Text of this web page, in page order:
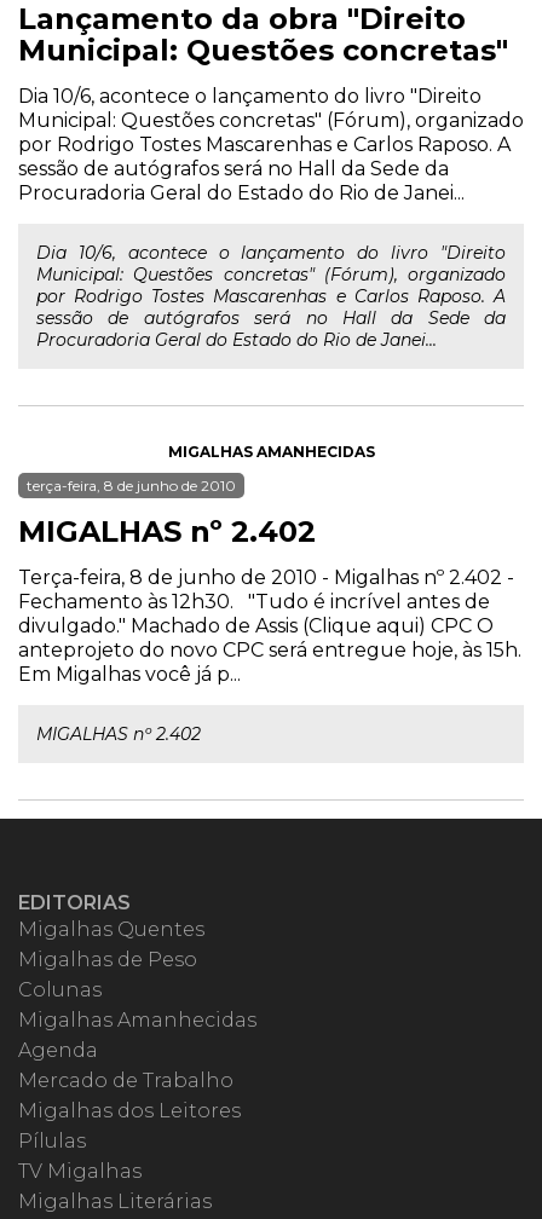
Lançamento da obra "Direito
Municipal: Questões concretas"
Dia 10/6, acontece o lançamento do livro "Direito
Municipal: Questões concretas" (Fórum), organizado
por Rodrigo Tostes Mascarenhas e Carlos Raposo. A
sessão de autógrafos será no Hall da Sede da
Procuradoria Geral do Estado do Rio de Janei...
Dia 10/6, acontece o lançamento do livro "Direito
Municipal: Questões concretas" (Fórum), organizado
por Rodrigo Tostes Mascarenhas e Carlos Raposo. A
sessão de autógrafos será no Hall da Sede da
Procuradoria Geral do Estado do Rio de Janei...
MIGALHAS AMANHECIDAS
terça-feira, 8 de junho de 2010
MIGALHAS nº 2.402
Terça-feira, 8 de junho de 2010 - Migalhas nº 2.402 -
Fechamento às 12h30. "Tudo é incrível antes de
divulgado." Machado de Assis (Clique aqui) CPC O
anteprojeto do novo CPC será entregue hoje, às 15h.
Em Migalhas você já p...
MIGALHAS nº 2.402
EDITORIAS
Migalhas Quentes
Migalhas de Peso
Colunas
Migalhas Amanhecidas
Agenda
Mercado de Trabalho
Migalhas dos Leitores
Pílulas
TV Migalhas
Migalhas Literárias